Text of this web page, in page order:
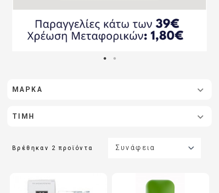
ΜΆΡΚΑ 
ΤΙΜΉ 
Βρέθηκαν 2 προϊόντα Συνάφεια 